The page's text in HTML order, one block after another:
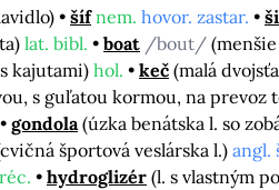
šíf nem. hovor. zastar.
lat. bibl. boat /bout/
kajutami)hol. keč (malá
s guľatou kormou, na prevoz
gondola (úzka benátska l. so
športová veslárska l.) angl.
hydroglizér (l. s vlastným